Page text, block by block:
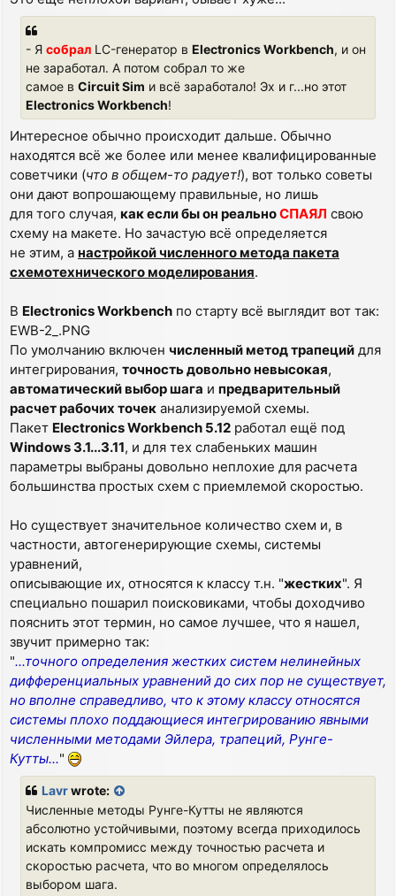
- Я собрал LC-генератор в Electronics Workbench, и он
не заработал. А потом собрал то же
самое в Circuit Sim и всё заработало! Эх и г...но этот
Electronics Workbench!
Интересное обычно происходит дальше. Обычно
находятся всё же более или менее квалифицированные
советчики (что в общем-то радует!), вот только советы
они дают вопрошающему правильные, но лишь
для того случая, как если бы он реальноСПАЯЛ свою
схему на макете. Но зачастую всё определяется
не этим, а настройкой численного метода пакета
схемотехнического моделирования.
В Electronics Workbench по старту всё выглядит вот так:
EWB-2_.PNG
По умолчанию включен численный метод трапеций для
интегрирования, точность довольно невысокая,
автоматический выбор шага и предварительный
расчет рабочих точек анализируемой схемы.
Пакет Electronics Workbench 5.12 работал ещё под
Windows 3.1...3.11, и для тех слабеньких машин
параметры выбраны довольно неплохие для расчета
большинства простых схем с приемлемой скоростью.
Но существует значительное количество схем и, в
частности, автогенерирующие схемы, системы
уравнений,
описывающие их, относятся к классу т.н. "жестких". Я
специально пошарил поисковиками, чтобы доходчиво
пояснить этот термин, но самое лучшее, что я нашел,
звучит примерно так:
"...точного определения жестких систем нелинейных
дифференциальных уравнений до сих пор не существует,
но вполне справедливо, что к этому классу относятся
системы плохо поддающиеся интегрированию явными
численными методами Эйлера, трапеций, Рунге-
Кутты..."
Lavrwrote:
Численные методы Рунге-Кутты не являются
абсолютно устойчивыми, поэтому всегда приходилось
искать компромисс между точностью расчета и
скоростью расчета, что во многом определялось
выбором шага.